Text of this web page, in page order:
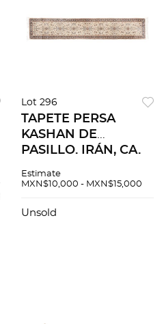
Lot 296
TAPETE PERSA
KASHAN DE
PASILLO. IRÁN, CA.
fibras de lana y
azules, beiges y
Estimate
MXN$10,000 - MXN$15,000
Unsold